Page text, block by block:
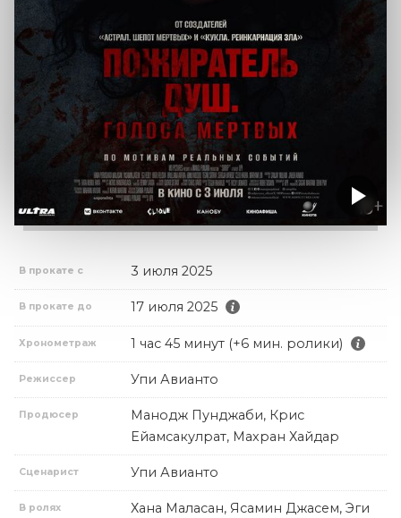
В прокате с 3 июля 2025
В прокате до 17 июля 2025
Хронометраж 1 час 45 минут (+6 мин. ролики)
Режиссер Упи Авианто
Продюсер
Манодж Пунджаби, Крис
Ейамсакулрат, Махран Хайдар
Сценарист Упи Авианто
В ролях
Хана Маласан, Ясамин Джасем, Эги